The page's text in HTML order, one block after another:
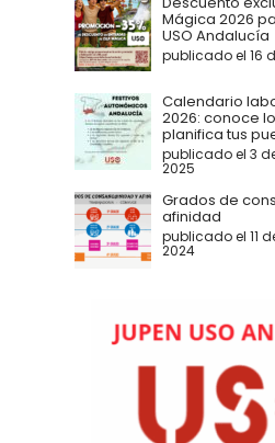
Mágica 2026
USO Andalucía
publicado el 16
Calendario
2026: conoce
planifica tus
publicado el 3
2025
Grados de
afinidad
publicado el 11
2024